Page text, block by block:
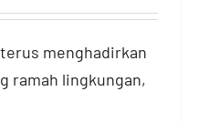
menghadirkan
ramah lingkungan,